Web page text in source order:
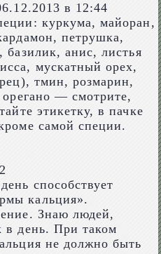
в 12:44
куркума, майоран,
петрушка,
анис, листья
мускатный орех,
тмин, розмарин,
— смотрите,
этикетку, в пачке
самой специи.
способствует
кальция».
Знаю людей,
в день. При таком
не должно быть